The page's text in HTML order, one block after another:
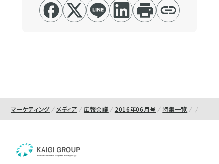
マーケティング メディア 広報会議 2016年06月号 特集一覧